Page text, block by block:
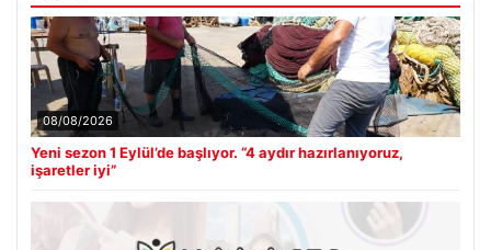
08/08/2026
Yeni sezon 1 Eylül’de başlıyor. “4 aydır hazırlanıyoruz,
işaretler iyi”